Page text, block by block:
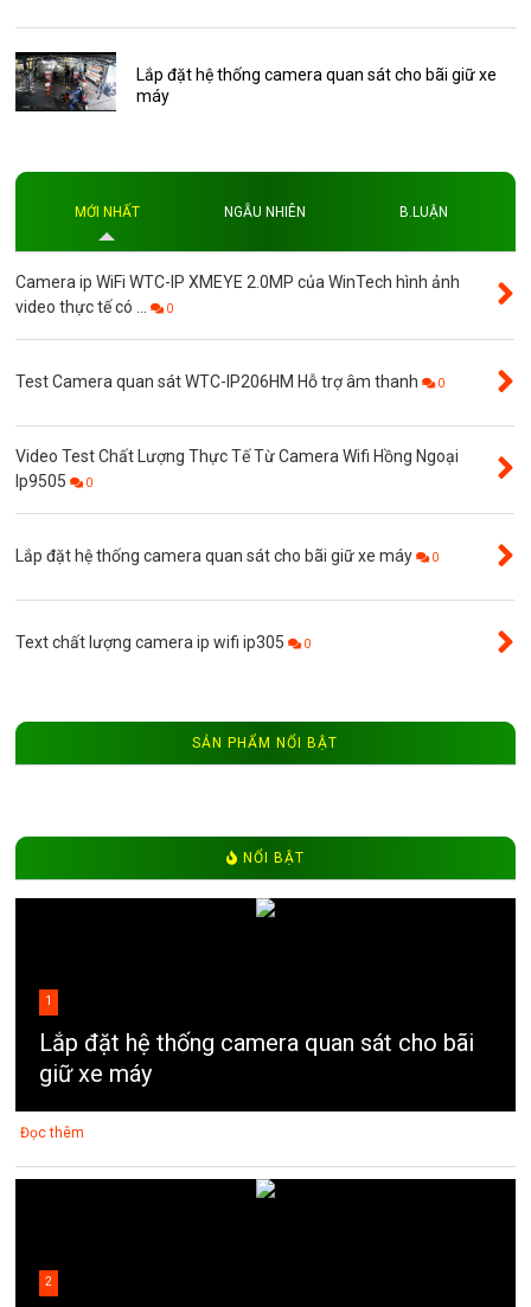
Thẻ nhớ 64GB
Thẻ nhớ AKwell
Thủ thuật
Độ phân giải
Độ phân giải 4MP
Lắp đặt hệ thống camera quan sát cho bãi giữ xe
máy
MỚI NHẤT NGẪU NHIÊN B.LUẬN
Camera ip WiFi WTC-IP XMEYE 2.0MP của WinTech hình ảnh
video thực tế có ...
0
Test Camera quan sát WTC-IP206HM Hỗ trợ âm thanh 0
Video Test Chất Lượng Thực Tế Từ Camera Wifi Hồng Ngoại
Ip9505
0
Lắp đặt hệ thống camera quan sát cho bãi giữ xe máy 0
Text chất lượng camera ip wifi ip305 0
SẢN PHẨM NỔI BẬT
NỔI BẬT
1
Lắp đặt hệ thống camera quan sát cho bãi
giữ xe máy
Đọc thêm
2